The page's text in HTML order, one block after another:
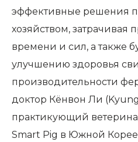
эффективные решения
хозяйством, затрачивая
времени и сил, а также
улучшению здоровья
производительности
доктор Кёнвон Ли
практикующий
Smart Pig в Южной